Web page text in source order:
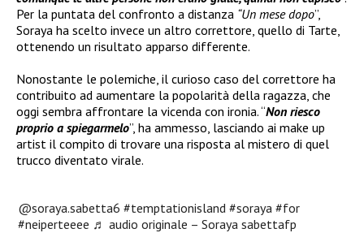
Per la puntata del confronto a distanza “Un mese dopo”,
Soraya ha scelto invece un altro correttore, quello di Tarte,
ottenendo un risultato apparso differente.
Nonostante le polemiche, il curioso caso del correttore ha
contribuito ad aumentare la popolarità della ragazza, che
oggi sembra affrontare la vicenda con ironia. “Non riesco
proprio a spiegarmelo”, ha ammesso, lasciando ai make up
artist il compito di trovare una risposta al mistero di quel
trucco diventato virale.
@soraya.sabetta6 #temptationisland #soraya #for
#neiperteeee ♬ audio originale – Soraya sabettafp